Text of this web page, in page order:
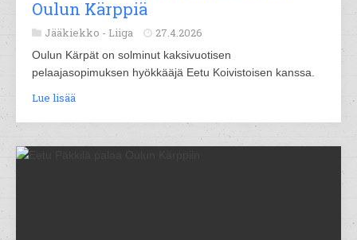
Oulun Kärppiä
Jääkiekko - Liiga 27.4.2026
Oulun Kärpät on solminut kaksivuotisen
pelaajasopimuksen hyökkääjä Eetu Koivistoisen kanssa.
Lue lisää